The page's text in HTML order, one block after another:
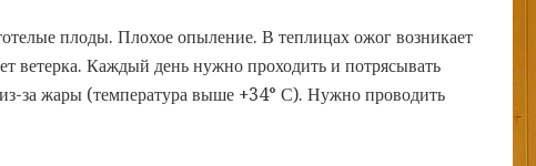
плоды. Плохое опыление. В теплицах ожог возникает
ветерка. Каждый день нужно проходить и потрясывать
за жары (температура выше +34° С). Нужно проводить